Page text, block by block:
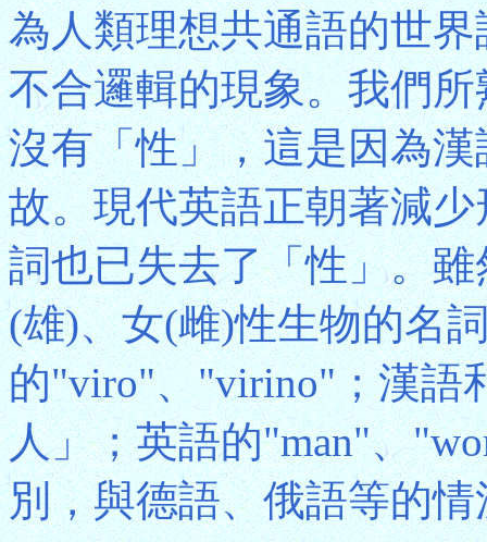
為人類理想共通語的世界
不合邏輯的現象。我們
沒有「性」，這是因為
故。現代英語正朝著減
詞也已失去了「性」。
(雄)、女(雌)性生物的名
的"viro"、"virino"；漢語
人」；英語的"man"、
別，與德語、俄語等的